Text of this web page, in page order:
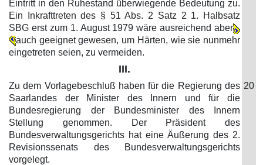
Eintritt in den Ruhestand überwiegende Bedeutung zu.
Ein Inkrafttreten des § 51 Abs. 2 Satz 2 1. Halbsatz
SBG erst zum 1. August 1979 wäre ausreichend aber
auch geeignet gewesen, um Härten, wie sie nunmehr
eingetreten seien, zu vermeiden.
III.
Zu dem Vorlagebeschluß haben für die Regierung des
Saarlandes der Minister des Innern und für die
Bundesregierung der Bundesminister des Innern
Stellung genommen. Der Präsident des
Bundesverwaltungsgerichts hat eine Äußerung des 2.
Revisionssenats des Bundesverwaltungsgerichts
vorgelegt.
20